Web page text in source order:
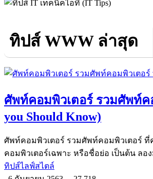
ทิปส์ WWW ล่าสุด
ศัพท์คอมพิวเตอร์ รวมศัพท์ค
you Should Know)
ศัพท์คอมพิวเตอร์ รวมศัพท์คอมพิวเตอร์ ที่คว
คอมพิวเตอร์เฉพาะ หรือชื่อย่อ เป็นต้น ลอ
ทิปส์ไลฟ์สไตล์